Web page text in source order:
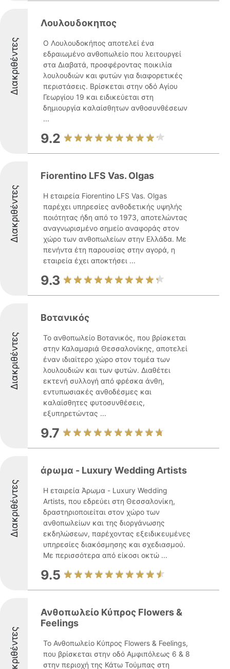
Διακριθέντες
Λουλουδοκηπος
Ο Λουλουδοκήπος αποτελεί ένα
εδραιωμένο ανθοπωλείο που λειτουργεί
στα Διαβατά, προσφέροντας ποικιλία
λουλουδιών και φυτών για διαφορετικές
περιστάσεις. Βρίσκεται στην οδό Αγίου
Γεωργίου 19 και ειδικεύεται στη
δημιουργία καλαίσθητων ανθοσυνθέσεων
...
9.2
Διακριθέντες
Fiorentino LFS Vas. Olgas
Η εταιρεία Fiorentino LFS Vas. Olgas
παρέχει υπηρεσίες ανθοδετικής υψηλής
ποιότητας ήδη από το 1973, αποτελώντας
αναγνωρισμένο σημείο αναφοράς στον
χώρο των ανθοπωλείων στην Ελλάδα. Με
πενήντα έτη παρουσίας στην αγορά, η
εταιρεία έχει αποκτήσει ...
9.3
Διακριθέντες
Βοτανικός
Το ανθοπωλείο Βοτανικός, που βρίσκεται
στην Καλαμαριά Θεσσαλονίκης, αποτελεί
έναν ιδιαίτερο χώρο στον τομέα των
λουλουδιών και των φυτών. Διαθέτει
εκτενή συλλογή από φρέσκα άνθη,
εντυπωσιακές ανθοδέσμες και
καλαίσθητες φυτοσυνθέσεις,
εξυπηρετώντας ...
9.7
Διακριθέντες
άρωμα - Luxury Wedding Artists
Η εταιρεία Άρωμα - Luxury Wedding
Artists, που εδρεύει στη Θεσσαλονίκη,
δραστηριοποιείται στον χώρο των
ανθοπωλείων και της διοργάνωσης
εκδηλώσεων, παρέχοντας εξειδικευμένες
υπηρεσίες διακόσμησης και σχεδιασμού.
Με περισσότερα από είκοσι οκτώ ...
9.5
Διακριθέντες
Ανθοπωλείο Κύπρος Flowers &
Feelings
Το Ανθοπωλείο Κύπρος Flowers & Feelings,
που βρίσκεται στην οδό Αμφιπόλεως 6 & 8
στην περιοχή της Κάτω Τούμπας στη